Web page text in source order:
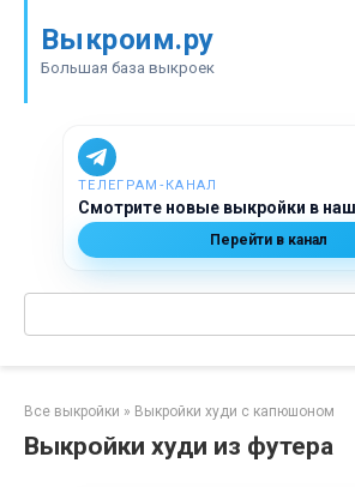
контенту
Выкроим.ру
Большая база выкроек
ТЕЛЕГРАМ‑КАНАЛ
Смотрите новые выкройки в
Перейти в канал
Поиск:
Все выкройки » Выкройки худи с капюшоном
Выкройки худи из футера